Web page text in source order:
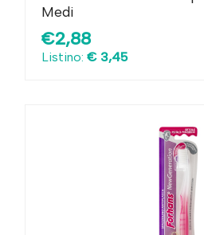
Medi
€2,88
Listino: € 3,45